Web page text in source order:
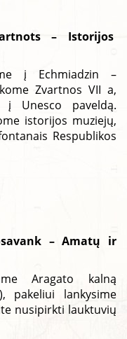
– Istorijos
į Echmiadzin –
Zvartnos VII a,
Unesco paveldą.
istorijos muziejų,
Respublikos
– Amatų ir
Aragato kalną
pakeliui lankysime
nusipirkti lauktuvių